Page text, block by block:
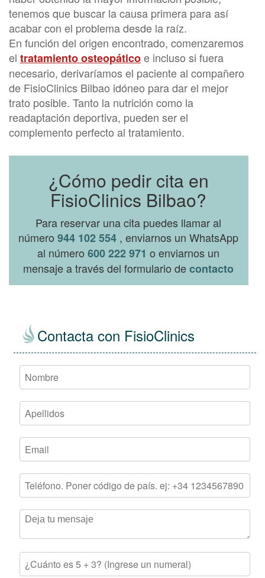
tenemos que buscar la causa primera para así
acabar con el problema desde la raíz.
En función del origen encontrado, comenzaremos
el tratamiento osteopáticoe incluso si fuera
necesario, derivaríamos el paciente al compañero
de FisioClinics Bilbao idóneo para dar el mejor
trato posible. Tanto la nutrición como la
readaptación deportiva, pueden ser el
complemento perfecto al tratamiento.
¿Cómo pedir cita en
FisioClinics Bilbao?
Para reservar una cita puedes llamar al
número944 102 554 , enviarnos un WhatsApp
al número600 222 971 o enviarnos un
mensaje a través del formulario decontacto
Contacta con FisioClinics